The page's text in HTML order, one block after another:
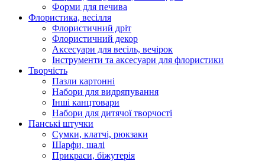
Форми для печива
Флористика, весілля
Флористичний дріт
Флористичний декор
Аксесуари для весіль, вечірок
Інструменти та аксесуари для флористики
Творчість
Пазли картонні
Набори для видряпування
Інші канцтовари
Набори для дитячої творчості
Панські штучки
Сумки, клатчі, рюкзаки
Шарфи, шалі
Прикраси, біжутерія